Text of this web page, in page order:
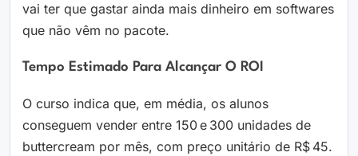
vai ter que gastar ainda mais dinheiro em softwares
que não vêm no pacote.
Tempo Estimado Para Alcançar O ROI
O curso indica que, em média, os alunos
conseguem vender entre 150 e 300 unidades de
buttercream por mês, com preço unitário de R$ 45.